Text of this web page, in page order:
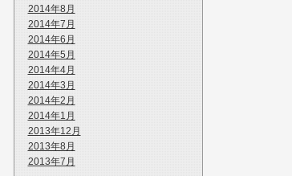
2014年8月
2014年7月
2014年6月
2014年5月
2014年4月
2014年3月
2014年2月
2014年1月
2013年12月
2013年8月
2013年7月